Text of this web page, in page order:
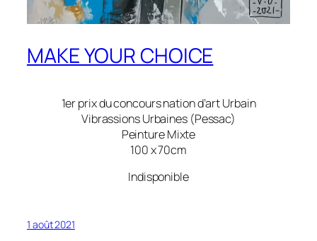
MAKE YOUR CHOICE
1er prix du concours nation d’art Urbain
Vibrassions Urbaines (Pessac)
Peinture Mixte
100 x 70cm
Indisponible
1 août 2021